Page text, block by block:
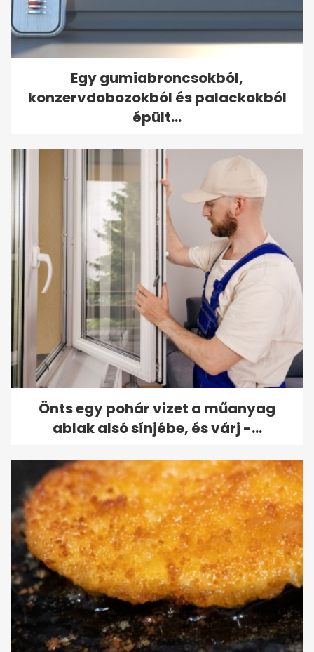
Egy gumiabroncsokból,
konzervdobozokból és palackokból
épült...
Önts egy pohár vizet a műanyag
ablak alsó sínjébe, és várj -...